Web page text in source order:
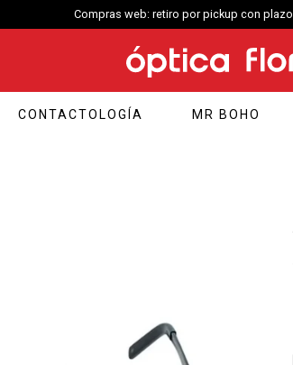
Compras web: retiro por pickup con
CONTACTOLOGÍA MR BOHO